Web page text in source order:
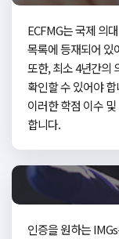
ECFMG는 국제 의
목록에 등재되어 있
또한, 최소 4년간의
확인할 수 있어야
이러한 학점 이수
합니다.
인증을 원하는